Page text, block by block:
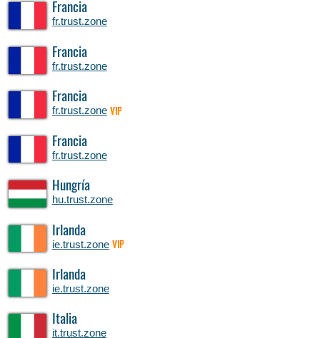
Francia
fr.trust.zone
Francia
fr.trust.zone
Francia
fr.trust.zone VIP
Francia
fr.trust.zone
Hungría
hu.trust.zone
Irlanda
ie.trust.zone VIP
Irlanda
ie.trust.zone
Italia
it.trust.zone